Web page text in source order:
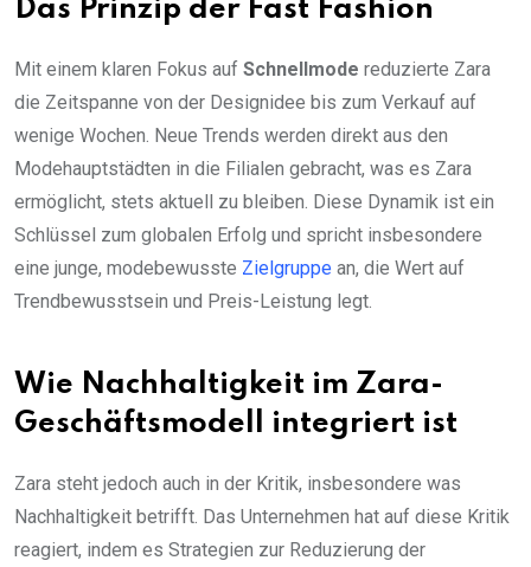
Das Prinzip der Fast Fashion
Mit einem klaren Fokus auf Schnellmode reduzierte Zara
die Zeitspanne von der Designidee bis zum Verkauf auf
wenige Wochen. Neue Trends werden direkt aus den
Modehauptstädten in die Filialen gebracht, was es Zara
ermöglicht, stets aktuell zu bleiben. Diese Dynamik ist ein
Schlüssel zum globalen Erfolg und spricht insbesondere
eine junge, modebewusste Zielgruppe an, die Wert auf
Trendbewusstsein und Preis-Leistung legt.
Wie Nachhaltigkeit im Zara-
Geschäftsmodell integriert ist
Zara steht jedoch auch in der Kritik, insbesondere was
Nachhaltigkeit betrifft. Das Unternehmen hat auf diese Kritik
reagiert, indem es Strategien zur Reduzierung der